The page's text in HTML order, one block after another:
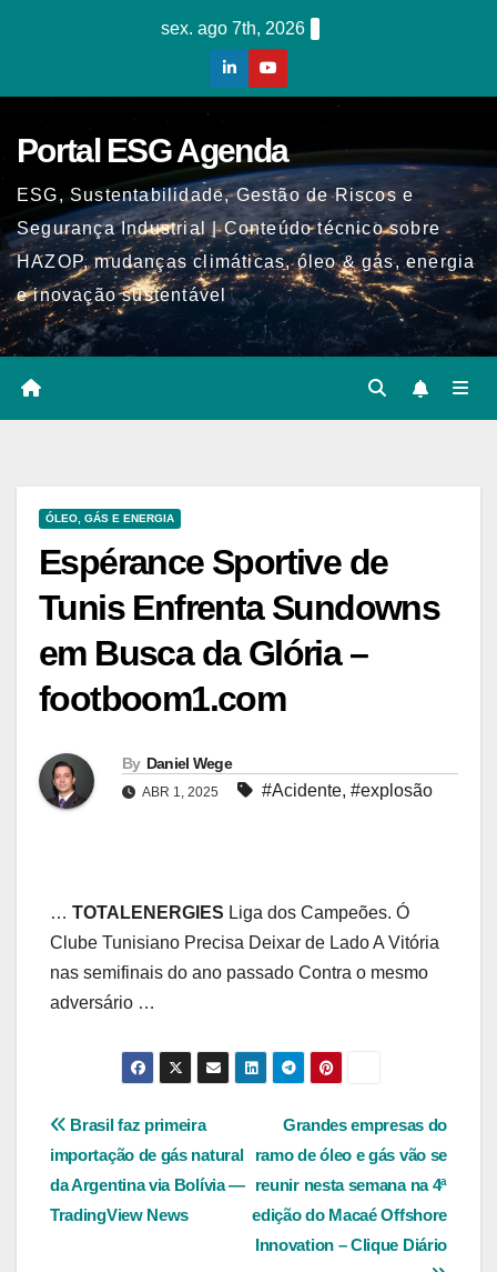
sex. ago 7th, 2026
Portal ESG Agenda
ESG, Sustentabilidade, Gestão de Riscos e
Segurança Industrial | Conteúdo técnico sobre
HAZOP, mudanças climáticas, óleo & gás, energia
e inovação sustentável
ÓLEO, GÁS E ENERGIA
Espérance Sportive de
Tunis Enfrenta Sundowns
em Busca da Glória –
footboom1.com
By Daniel Wege
ABR 1, 2025 #Acidente, #explosão
… TOTALENERGIES Liga dos Campeões. Ó
Clube Tunisiano Precisa Deixar de Lado A Vitória
nas semifinais do ano passado Contra o mesmo
adversário …
Navegação
de
Post
Grandes empresas do
ramo de óleo e gás vão se
reunir nesta semana na 4ª
edição do Macaé Offshore
Innovation – Clique Diário
Brasil faz primeira
importação de gás natural
da Argentina via Bolívia —
TradingView News